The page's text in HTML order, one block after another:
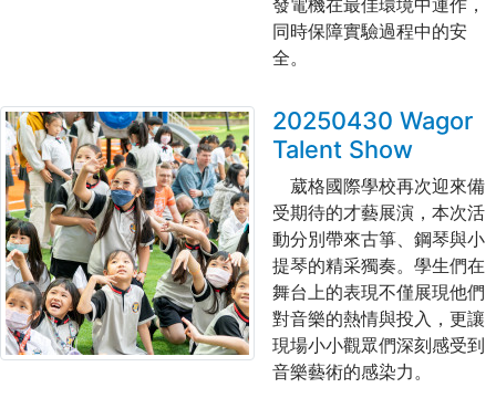
發電機在最佳環境中運作，
同時保障實驗過程中的安
全。
20250430 Wagor
Talent Show
葳格國際學校再次迎來備
受期待的才藝展演，本次活
動分別帶來古箏、鋼琴與小
提琴的精采獨奏。學生們在
舞台上的表現不僅展現他們
對音樂的熱情與投入，更讓
現場小小觀眾們深刻感受到
音樂藝術的感染力。